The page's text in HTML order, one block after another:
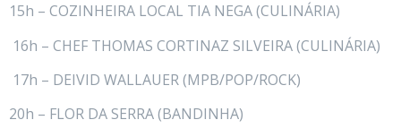
15h – COZINHEIRA LOCAL TIA NEGA (CULINÁRIA)
16h – CHEF THOMAS CORTINAZ SILVEIRA (CULINÁRIA)
17h – DEIVID WALLAUER (MPB/POP/ROCK)
20h – FLOR DA SERRA (BANDINHA)